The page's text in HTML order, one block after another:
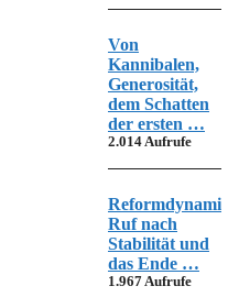
Von
Kannibalen,
Generosität,
dem Schatten
der ersten …
2.014 Aufrufe
Reformdynamik,
Ruf nach
Stabilität und
das Ende …
1.967 Aufrufe